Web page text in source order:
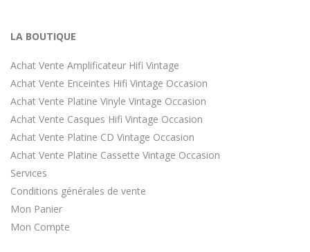
LA BOUTIQUE
Achat Vente Amplificateur Hifi Vintage
Achat Vente Enceintes Hifi Vintage Occasion
Achat Vente Platine Vinyle Vintage Occasion
Achat Vente Casques Hifi Vintage Occasion
Achat Vente Platine CD Vintage Occasion
Achat Vente Platine Cassette Vintage Occasion
Services
Conditions générales de vente
Mon Panier
Mon Compte